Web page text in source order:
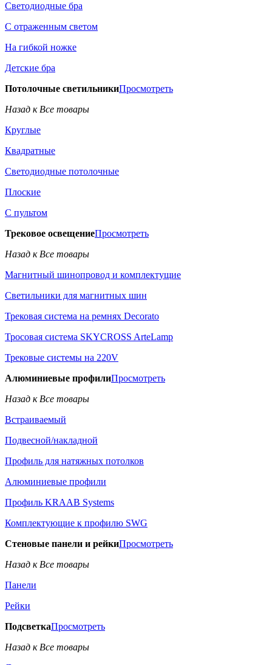
Светодиодные бра
С отраженным светом
На гибкой ножке
Детские бра
Потолочные светильникиПросмотреть
Назад к Все товары
Круглые
Квадратные
Светодиодные потолочные
Плоские
С пультом
Трековое освещениеПросмотреть
Назад к Все товары
Магнитный шинопровод и комплектущие
Светильники для магнитных шин
Трековая система на ремнях Decorato
Тросовая система SKYCROSS ArteLamp
Трековые системы на 220V
Алюминиевые профилиПросмотреть
Назад к Все товары
Встраиваемый
Подвесной/накладной
Профиль для натяжных потолков
Алюминиевые профили
Профиль KRAAB Systems
Комплектующие к профилю SWG
Стеновые панели и рейкиПросмотреть
Назад к Все товары
Панели
Рейки
ПодсветкаПросмотреть
Назад к Все товары